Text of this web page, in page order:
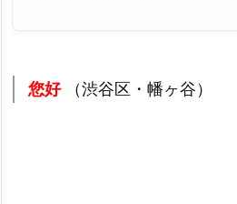
您好（渋谷区・幡ヶ谷）